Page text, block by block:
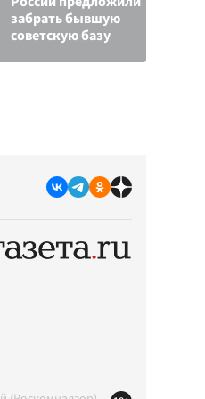
забрать бывшую
советскую базу